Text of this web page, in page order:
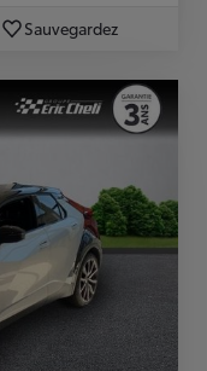
Sauvegardez